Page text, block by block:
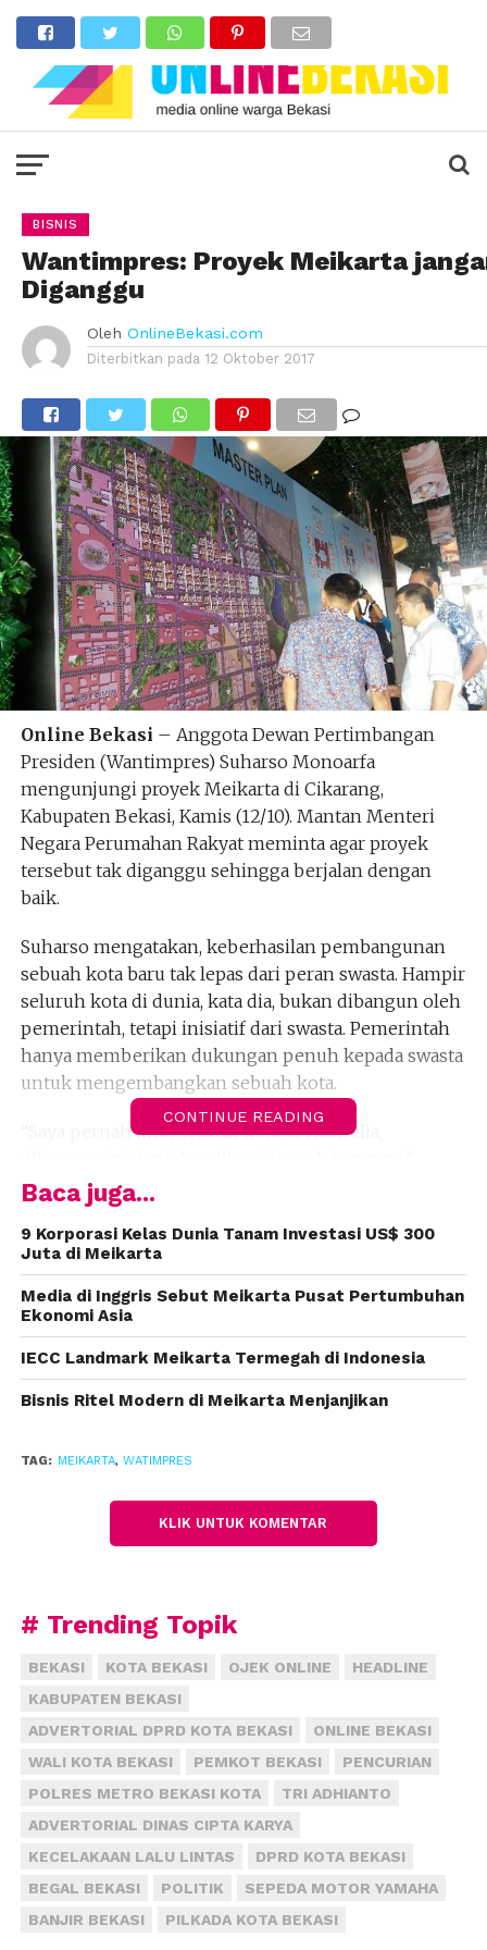
BISNIS
Wantimpres: Proyek Meikarta
Diganggu
Oleh OnlineBekasi.com
Diterbitkan pada 12 Oktober 2017
Online Bekasi – Anggota Dewan Pertimbangan
Presiden (Wantimpres) Suharso Monoarfa
mengunjungi proyek Meikarta di Cikarang,
Kabupaten Bekasi, Kamis (12/10). Mantan Menteri
Negara Perumahan Rakyat meminta agar proyek
tersebut tak diganggu sehingga berjalan dengan
baik.
Suharso mengatakan, keberhasilan pembangunan
sebuah kota baru tak lepas dari peran swasta. Hampir
seluruh kota di dunia, kata dia, bukan dibangun oleh
pemerintah, tetapi inisiatif dari swasta. Pemerintah
hanya memberikan dukungan penuh kepada swasta
untuk mengembangkan sebuah kota.
“Saya pernah lihat sebuah kota di Australia,
katanya.
Menurut dia, keberadaa Meikarta tentunya juga
semakin dapat memberikan lapangan pekerjaan
bagi masyarakat sekitar. Selain itu, juga dapat
menciptakan single bisnis unit yang diciptakan dari
beragam orang, seperti hadirnya pembukaan
warung kedai maupun toko-toko kecil.
Ia melihat, kondisi perekonomian didaerah sedang
mengalami proses transisi. Sektor properti dianggap
telah terbukti untuk menentukan turun atau
Kehadiran proyek yang menelan biaya investasi
pengembang lain untuk membangun proyek
serupa. Meikarta disebut dapat membantu Ibu Kota
dalam mengatasi masalah kepadatan penduduk di
kota besar tersebut.
Meikarta,” katanya.(fiz)
CONTINUE READING
Baca juga...
9 Korporasi Kelas Dunia Tanam Investasi US$ 300
Juta di Meikarta
Media di Inggris Sebut Meikarta Pusat Pertumbuhan
Ekonomi Asia
IECC Landmark Meikarta Termegah di Indonesia
Bisnis Ritel Modern di Meikarta Menjanjikan
TAG: MEIKARTA, WATIMPRES
KLIK UNTUK KOMENTAR
# Trending Topik
BEKASI KOTA BEKASI OJEK ONLINE
HEADLINE
KABUPATEN BEKASI
ADVERTORIAL DPRD KOTA BEKASI
ONLINE BEKASI
WALI KOTA BEKASI
PEMKOT BEKASI
PENCURIAN
POLRES METRO BEKASI KOTA
TRI ADHIANTO
ADVERTORIAL DINAS CIPTA KARYA
KECELAKAAN LALU LINTAS
DPRD KOTA BEKASI
BEGAL BEKASI
POLITIK
SEPEDA MOTOR YAMAHA
BANJIR BEKASI
PILKADA KOTA BEKASI